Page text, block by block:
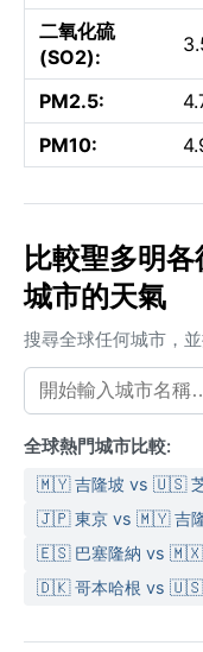
二氧化硫
(SO2):
PM2.5:
PM10:
比較聖多明
城市的天氣
搜尋全球任何城市，
全球熱門城市比較:
🇲🇾 吉隆坡 vs 🇺🇸
🇯🇵 東京 vs 🇲🇾 吉
🇪🇸 巴塞隆納 vs 🇲🇽
🇩🇰 哥本哈根 vs 🇺🇸